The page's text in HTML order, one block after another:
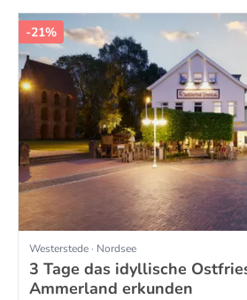
-21%
Westerstede · Nordsee
3 Tage das idyllische
Ammerland erkunden